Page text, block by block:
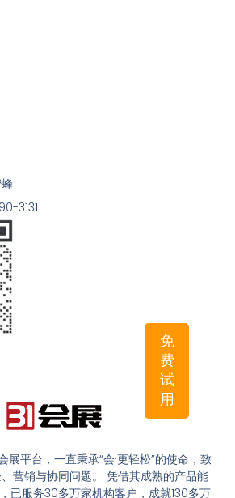
免
费
试
用
展平台，一直秉承“会·更轻松”的使命，致
营销与协同问题。 凭借其成熟的产品能
已服务30多万家机构客户，成就130多万
3131